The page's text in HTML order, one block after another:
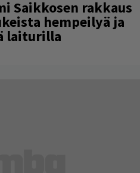
Saikkosen rakkaus
hempeilyä ja
laiturilla